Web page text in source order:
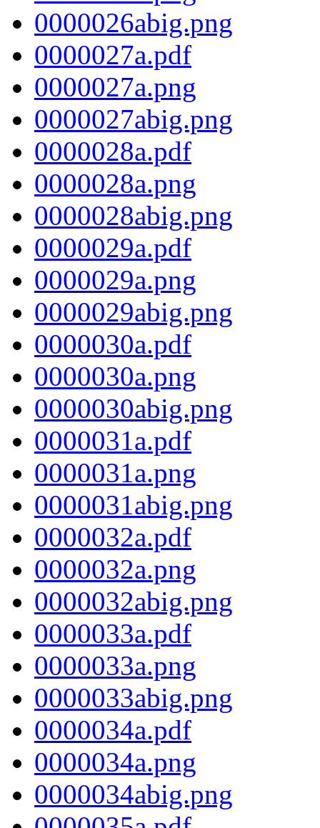
0000026abig.png
0000027a.pdf
0000027a.png
0000027abig.png
0000028a.pdf
0000028a.png
0000028abig.png
0000029a.pdf
0000029a.png
0000029abig.png
0000030a.pdf
0000030a.png
0000030abig.png
0000031a.pdf
0000031a.png
0000031abig.png
0000032a.pdf
0000032a.png
0000032abig.png
0000033a.pdf
0000033a.png
0000033abig.png
0000034a.pdf
0000034a.png
0000034abig.png